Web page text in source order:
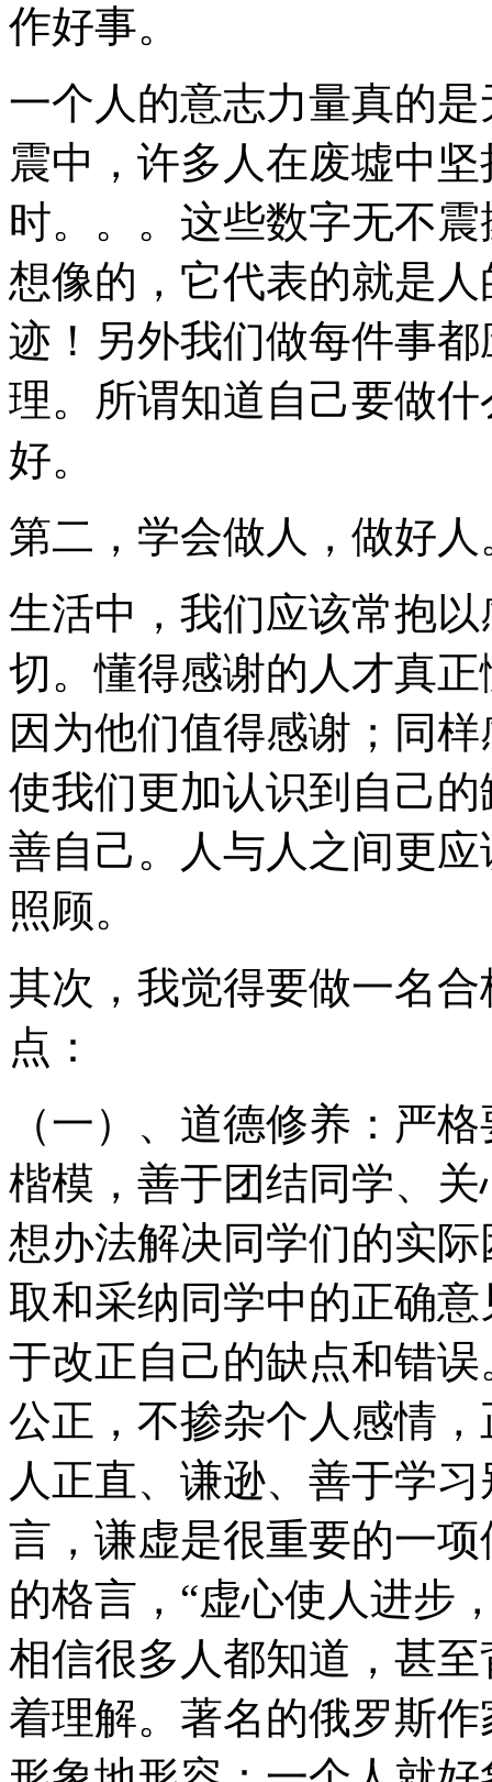
作好事。
一个人的意志力量真的
震中，许多人在废墟中
时。。。这些数字无不
想像的，它代表的就是
迹！另外我们做每件事
理。所谓知道自己要做
好。
第二，学会做人，做好人
生活中，我们应该常抱
切。懂得感谢的人才真
因为他们值得感谢；同
使我们更加认识到自己
善自己。人与人之间更
照顾。
其次，我觉得要做一名
点：
（一）、道德修养：严
楷模，善于团结同学、
想办法解决同学们的实
取和采纳同学中的正确
于改正自己的缺点和错
公正，不掺杂个人感情
人正直、谦逊、善于学
言，谦虚是很重要的一
的格言，“虚心使人进步
相信很多人都知道，甚
着理解。著名的俄罗斯